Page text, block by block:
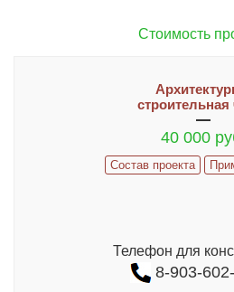
Индивидуальное
Как заказать проект
Гарантии и сервис
Реализованные проекты
Стоимость
строительная
40 000
Состав проекта
Телефон для
8-903-